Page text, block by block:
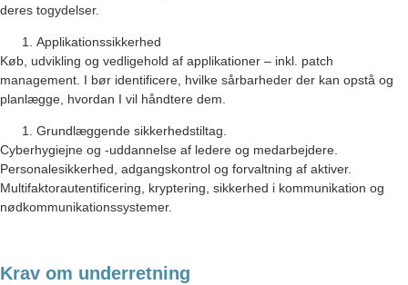
deres togydelser.
Applikationssikkerhed
Køb, udvikling og vedligehold af applikationer – inkl. patch
management. I bør identificere, hvilke sårbarheder der kan opstå og
planlægge, hvordan I vil håndtere dem.
Grundlæggende sikkerhedstiltag.
Cyberhygiejne og -uddannelse af ledere og medarbejdere.
Personalesikkerhed, adgangskontrol og forvaltning af aktiver.
Multifaktorautentificering, kryptering, sikkerhed i kommunikation og
nødkommunikationssystemer.
Krav om underretning